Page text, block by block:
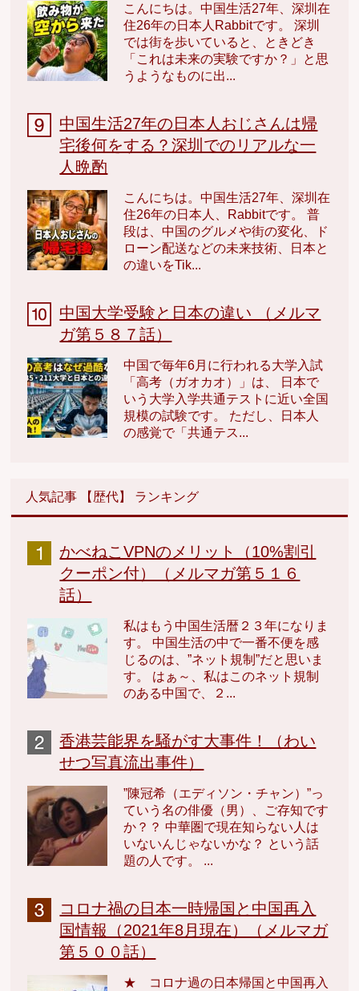
こんにちは。中国生活27年、深圳在
住26年の日本人Rabbitです。 深圳
では街を歩いていると、ときどき
「これは未来の実験ですか？」と思
うようなものに出...
中国生活27年の日本人おじさんは帰
宅後何をする？深圳でのリアルな一
人晩酌
こんにちは。中国生活27年、深圳在
住26年の日本人、Rabbitです。 普
段は、中国のグルメや街の変化、ド
ローン配送などの未来技術、日本と
の違いをTik...
中国大学受験と日本の違い （メルマ
ガ第５８７話）
中国で毎年6月に行われる大学入試
「高考（ガオカオ）」は、 日本で
いう大学入学共通テストに近い全国
規模の試験です。 ただし、日本人
の感覚で「共通テス...
人気記事 【歴代】 ランキング
かべねこVPNのメリット（10%割引
クーポン付）（メルマガ第５１６
話）
私はもう中国生活暦２３年になりま
す。 中国生活の中で一番不便を感
じるのは、”ネット規制”だと思いま
す。 はぁ～、私はこのネット規制
のある中国で、２...
香港芸能界を騒がす大事件！（わい
せつ写真流出事件）
”陳冠希（エディソン・チャン）”っ
ていう名の俳優（男）、ご存知です
か？？ 中華圏で現在知らない人は
いないんじゃないかな？ という話
題の人です。 ...
コロナ禍の日本一時帰国と中国再入
国情報（2021年8月現在）（メルマガ
第５００話）
★ コロナ過の日本帰国と中国再入